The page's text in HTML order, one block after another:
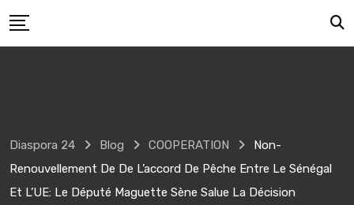
to
Diaspora 24 Blog COOPERATION
Non-
Renouvellement De De L’accord De Pêche Entre Le Sénégal
Et L’UE: Le Député Maguette Sène Salue La Décision